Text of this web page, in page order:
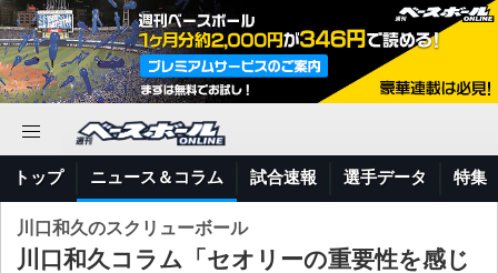
トップ ニュース＆コラム 試合速報 選手データ 特集
川口和久のスクリューボール
川口和久コラム「セオリーの重要性を感じ